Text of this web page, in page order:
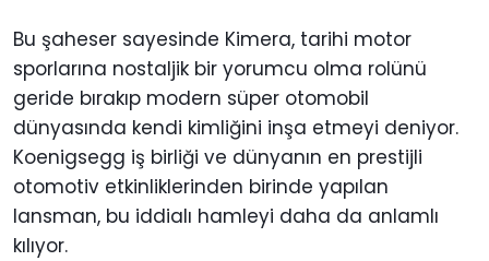
Bu şaheser sayesinde Kimera, tarihi motor
sporlarına nostaljik bir yorumcu olma rolünü
geride bırakıp modern süper otomobil
dünyasında kendi kimliğini inşa etmeyi deniyor.
Koenigsegg iş birliği ve dünyanın en prestijli
otomotiv etkinliklerinden birinde yapılan
lansman, bu iddialı hamleyi daha da anlamlı
kılıyor.